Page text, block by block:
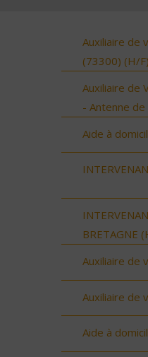
Auxiliaire de
(73300) (H/F)
Auxiliaire de
- Antenne de
Aide à
BRETAGNE
Auxiliaire de
Auxiliaire de
Aide à